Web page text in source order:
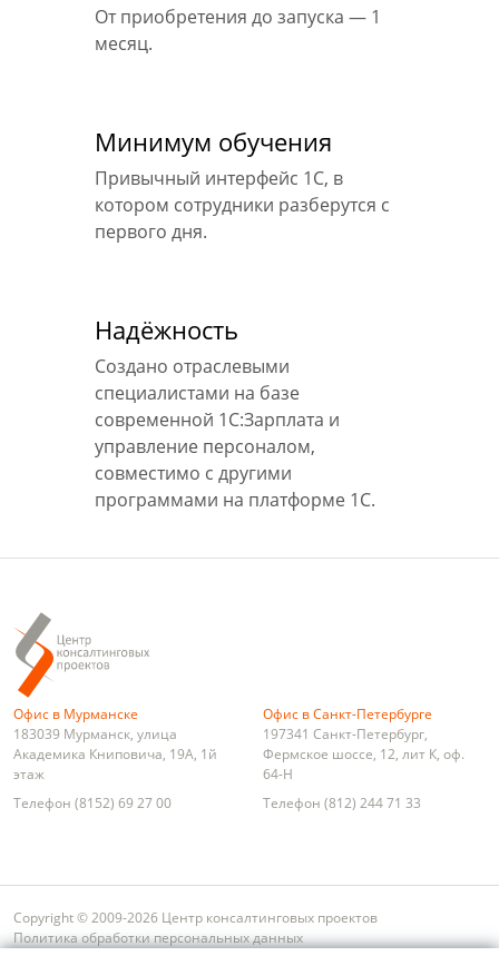
От приобретения до запуска — 1
месяц.
Минимум обучения
Привычный интерфейс 1С, в
котором сотрудники разберутся с
первого дня.
Надёжность
Создано отраслевыми
специалистами на базе
современной 1С:Зарплата и
управление персоналом,
совместимо с другими
программами на платформе 1С.
Офис в Мурманске
183039 Мурманск, улица
Академика Книповича, 19А, 1й
этаж
Телефон (8152) 69 27 00
Офис в Санкт-Петербурге
197341 Санкт-Петербург,
Фермское шоссе, 12, лит К, оф.
64-Н
Телефон (812) 244 71 33
Copyright © 2009-2026 Центр консалтинговых проектов
Политика обработки персональных данных